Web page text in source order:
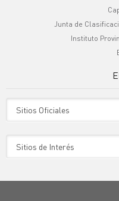
Junta de
Instituto